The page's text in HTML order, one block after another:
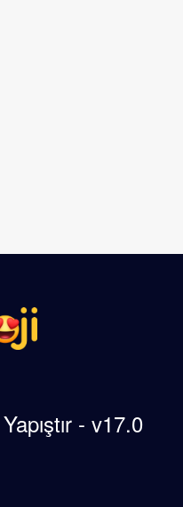
- v17.0